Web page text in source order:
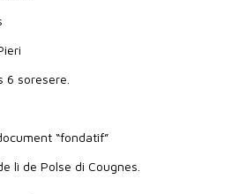
6 soresere.
“fondatîf”
lì de Polse di Cougnes.